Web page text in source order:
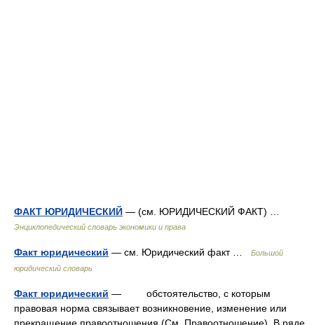
ФАКТ ЮРИДИЧЕСКИЙ — (см. ЮРИДИЧЕСКИЙ ФАКТ) …
Энциклопедический словарь экономики и права
Факт юридический — см. Юридический факт …
Большой
юридический словарь
Факт юридический — обстоятельство, с которым
правовая норма связывает возникновение, изменение или